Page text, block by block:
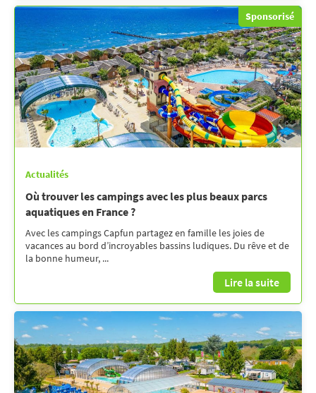
Sponsorisé
Actualités
Où trouver les campings avec les plus beaux parcs
aquatiques en France ?
Avec les campings Capfun partagez en famille les joies de
vacances au bord d’incroyables bassins ludiques. Du rêve et de
la bonne humeur, ...
Lire la suite